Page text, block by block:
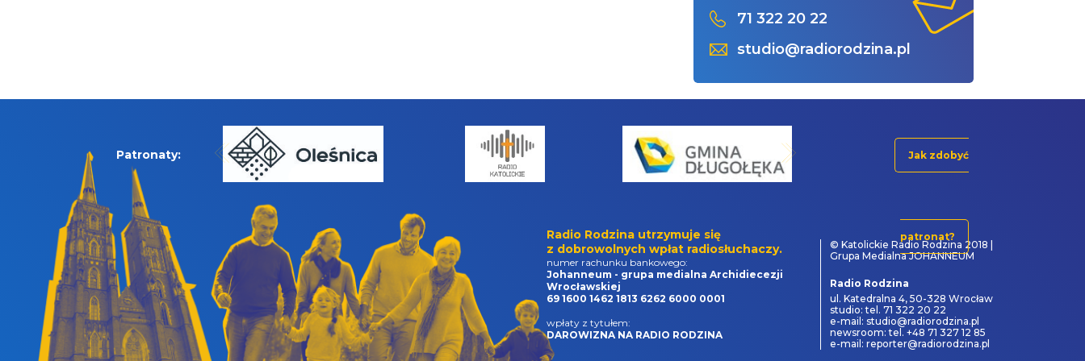
71 322 20 22
studio@radiorodzina.pl
Patronaty: Jak zdobyć
patronat?
Radio Rodzina utrzymuje się
z dobrowolnych wpłat radiosłuchaczy.
numer rachunku bankowego:
Johanneum - grupa medialna Archidiecezji
Wrocławskiej
69 1600 1462 1813 6262 6000 0001
wpłaty z tytułem:
DAROWIZNA NA RADIO RODZINA
© Katolickie Radio Rodzina 2018 |
Grupa Medialna JOHANNEUM
Radio Rodzina
ul. Katedralna 4, 50-328 Wrocław
studio: tel. 71 322 20 22
e-mail: studio@radiorodzina.pl
newsroom: tel. +48 71 327 12 85
e-mail: reporter@radiorodzina.pl